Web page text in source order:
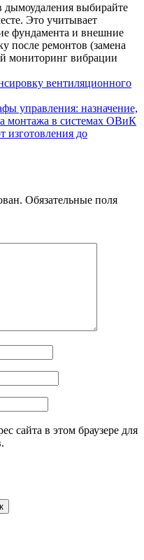
дымоудаления выбирайте
Это учитывает
фундамента и внешние
после ремонтов (замена
мониторинг вибрации
вентиляционного
управления: назначение,
монтажа в системах ОВиК
изготовления до
Обязательные поля
сайта в этом браузере для